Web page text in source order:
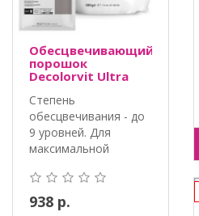
Обесцвечивающий
порошок
Decolorvit Ultra
Selective
Степень
обесцвечивания - до
9 уровней. Для
максимальной
обесцвечивания в..
938 р.